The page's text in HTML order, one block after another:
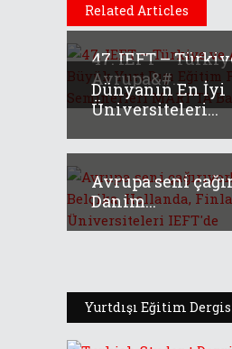
Related Articles
47. IEFT –
Avrupa&#...
Dünyanın En İyi
Üniversiteleri...
Avrupa seni
Danim...
Yurtdışı Eğitim